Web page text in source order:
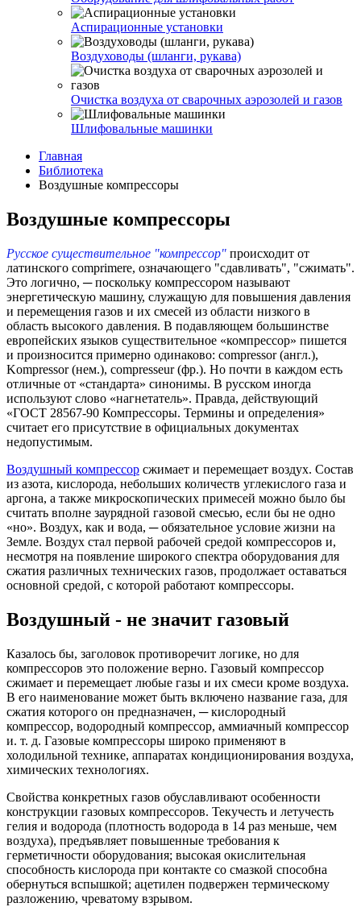
Аспирационные установки
Воздуховоды (шланги, рукава)
Очистка воздуха от сварочных аэрозолей и газов
Шлифовальные машинки
Главная
Библиотека
Воздушные компрессоры
Воздушные компрессоры
Русское существительное "компрессор" происходит от
латинского comprimere, означающего "сдавливать", "сжимать".
Это логично, ─ поскольку компрессором называют
энергетическую машину, служащую для повышения давления
и перемещения газов и их смесей из области низкого в
область высокого давления. В подавляющем большинстве
европейских языков существительное «компрессор» пишется
и произносится примерно одинаково: compressor (англ.),
Kompressor (нем.), compresseur (фр.). Но почти в каждом есть
отличные от «стандарта» синонимы. В русском иногда
используют слово «нагнетатель». Правда, действующий
«ГОСТ 28567-90 Компрессоры. Термины и определения»
считает его присутствие в официальных документах
недопустимым.
Воздушный компрессор сжимает и перемещает воздух. Состав
из азота, кислорода, небольших количеств углекислого газа и
аргона, а также микроскопических примесей можно было бы
считать вполне заурядной газовой смесью, если бы не одно
«но». Воздух, как и вода, ─ обязательное условие жизни на
Земле. Воздух стал первой рабочей средой компрессоров и,
несмотря на появление широкого спектра оборудования для
сжатия различных технических газов, продолжает оставаться
основной средой, с которой работают компрессоры.
Воздушный - не значит газовый
Казалось бы, заголовок противоречит логике, но для
компрессоров это положение верно. Газовый компрессор
сжимает и перемещает любые газы и их смеси кроме воздуха.
В его наименование может быть включено название газа, для
сжатия которого он предназначен, ─ кислородный
компрессор, водородный компрессор, аммиачный компрессор
и. т. д. Газовые компрессоры широко применяют в
холодильной технике, аппаратах кондиционирования воздуха,
химических технологиях.
Свойства конкретных газов обуславливают особенности
конструкции газовых компрессоров. Текучесть и летучесть
гелия и водорода (плотность водорода в 14 раз меньше, чем
воздуха), предъявляет повышенные требования к
герметичности оборудования; высокая окислительная
способность кислорода при контакте со смазкой способна
обернуться вспышкой; ацетилен подвержен термическому
разложению, чреватому взрывом.